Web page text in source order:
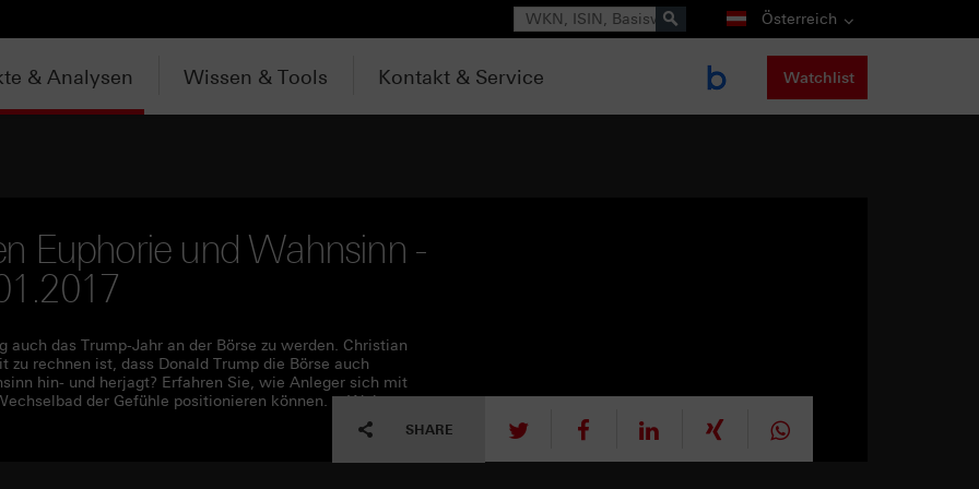
Suche Österreich
& Analysen Wissen & Tools Kontakt & Service Watchlist
Euphorie und Wahnsinn -
das Trump-Jahr an der Börse zu werden. Christian
rechnen ist, dass Donald Trump die Börse auch
hin- und herjagt? ‎Erfahren Sie, wie Anleger sich mit
der Gefühle positionieren können. ►Weitere
SHARE tweet mitteilen